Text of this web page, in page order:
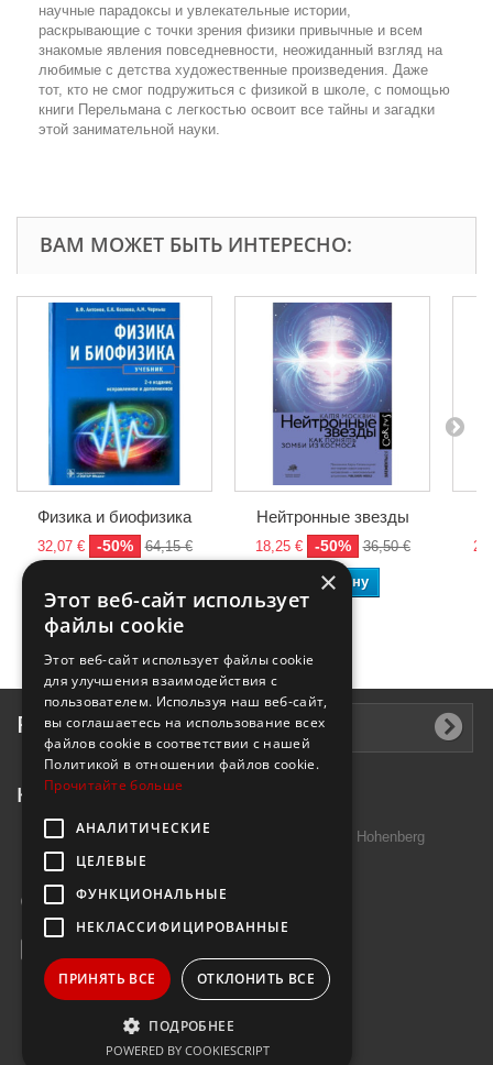
научные парадоксы и увлекательные истории,
раскрывающие с точки зрения физики привычные и всем
знакомые явления повседневности, неожиданный взгляд на
любимые с детства художественные произведения. Даже
тот, кто не смог подружиться с физикой в школе, с помощью
книги Перельмана с легкостью освоит все тайны и загадки
этой занимательной науки.
ВАМ МОЖЕТ БЫТЬ ИНТЕРЕСНО:
Физика и биофизика
32,07 € -50% 64,15 €
Нейтронные звезды
18,25 € -50% 36,50 €
В корзину
Рассылка
Контактная информация
Introtek GmbH, Hutschenreuther Str. 13 95691 Hohenberg
Deutschland
Звоните нам:
×
Этот веб-сайт использует
файлы cookie
Этот веб-сайт использует файлы cookie
для улучшения взаимодействия с
пользователем. Используя наш веб-сайт,
вы соглашаетесь на использование всех
файлов cookie в соответствии с нашей
Политикой в ​​отношении файлов cookie.
Прочитайте больше
АНАЛИТИЧЕСКИЕ
ЦЕЛЕВЫЕ
ФУНКЦИОНАЛЬНЫЕ
НЕКЛАССИФИЦИРОВАННЫЕ
ПРИНЯТЬ ВСЕ ОТКЛОНИТЬ ВСЕ
ПОДРОБНЕЕ
POWERED BY COOKIESCRIPT